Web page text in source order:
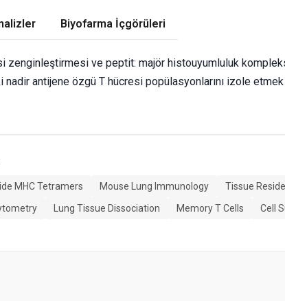
Biyofarma İçgörüleri
zenginleştirmesi ve peptit: majör histouyumluluk
nadir antijene özgü T hücresi popülasyonlarını izole etmek
MHC Tetramers Mouse Lung Immunology
Tissue
Lung Tissue Dissociation Memory T Cells
Cell